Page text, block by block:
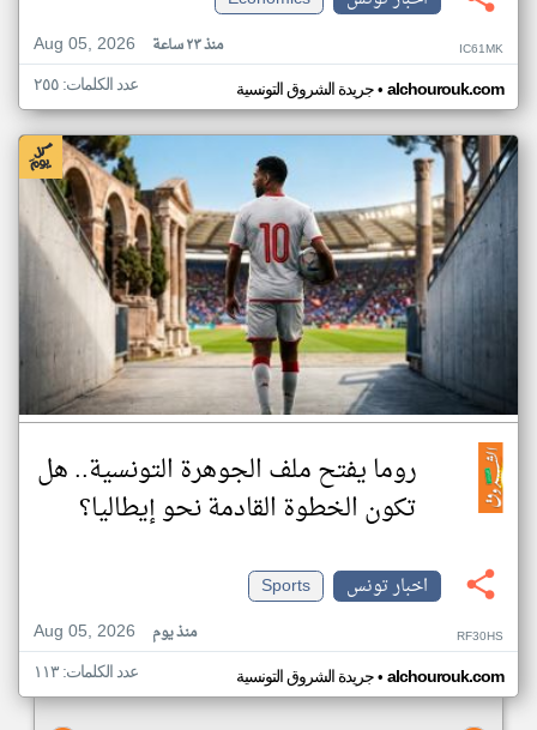
Aug 05, 2026
منذ ٢٣ ساعة IC61MK
جريدة الشروق التونسية• alchourouk.com عدد الكلمات: ٢٥٥
روما يفتح ملف الجوهرة التونسية.. هل
تكون الخطوة القادمة نحو إيطاليا؟
اخبار تونس
Sports
Aug 05, 2026
منذ يوم RF30HS
جريدة الشروق التونسية• alchourouk.com عدد الكلمات: ١١٣